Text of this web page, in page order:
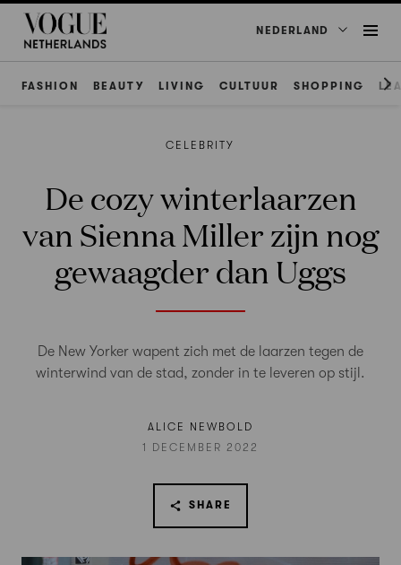
NEDERLAND
FASHION BEAUTY LIVING CULTUUR SHOPPING
CELEBRITY
De cozy winterlaarzen
van Sienna Miller zijn nog
gewaagder dan Uggs
De New Yorker wapent zich met de laarzen tegen de
winterwind van de stad, zonder in te leveren op stijl.
ALICE NEWBOLD
1 DECEMBER 2022
SHARE